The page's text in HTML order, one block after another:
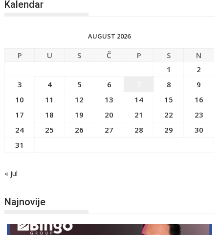
Kalendar
AUGUST 2026
P U S Č P S
N
1
2
3
4 5 6 8
9
10
11 12 13 14 15
16
17
18 19 20 21 22
23
24
25 26 27 28 29
30
31
« jul
Najnovije